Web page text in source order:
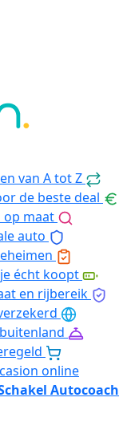
van A tot Z
de beste deal
op maat
auto
écht koopt
en rijbereik
online
Autocoach